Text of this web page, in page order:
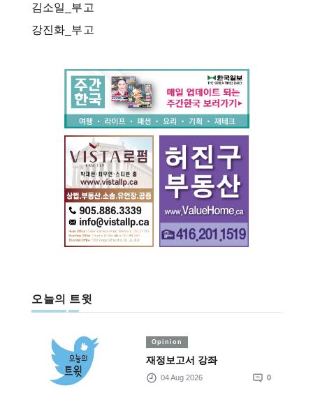
김소일_부고
강진화_부고
오늘의 트윗
Opinion
재정보고서 강좌
04 Aug 2026 0